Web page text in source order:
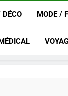
MODE /